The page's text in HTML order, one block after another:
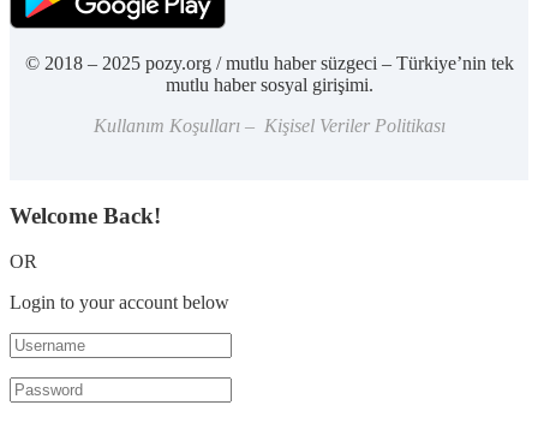
© 2018 – 2025 pozy.org / mutlu haber süzgeci – Türkiye’nin tek
mutlu haber sosyal girişimi.
Kullanım Koşulları – Kişisel Veriler Politikası
Welcome Back!
OR
Login to your account below